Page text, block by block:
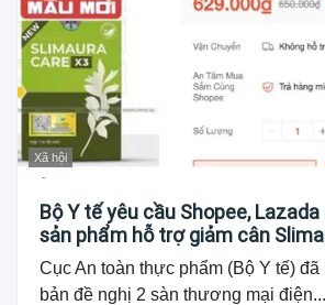
Xã hội
Bộ Y tế yêu cầu Shopee,
sản phẩm hỗ trợ giảm cân
Cục An toàn thực phẩm (Bộ Y tế) đã
bản đề nghị 2 sàn thương mại điện...